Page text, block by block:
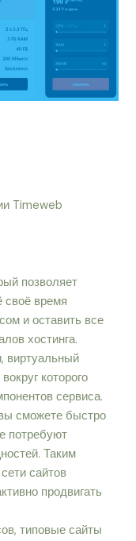
Timeweb
позволяет
своё время
и оставить все
хостинга.
виртуальный
которого
сервиса.
сможете быстро
потребуют
Таким
сайтов
продвигать
типовые сайты